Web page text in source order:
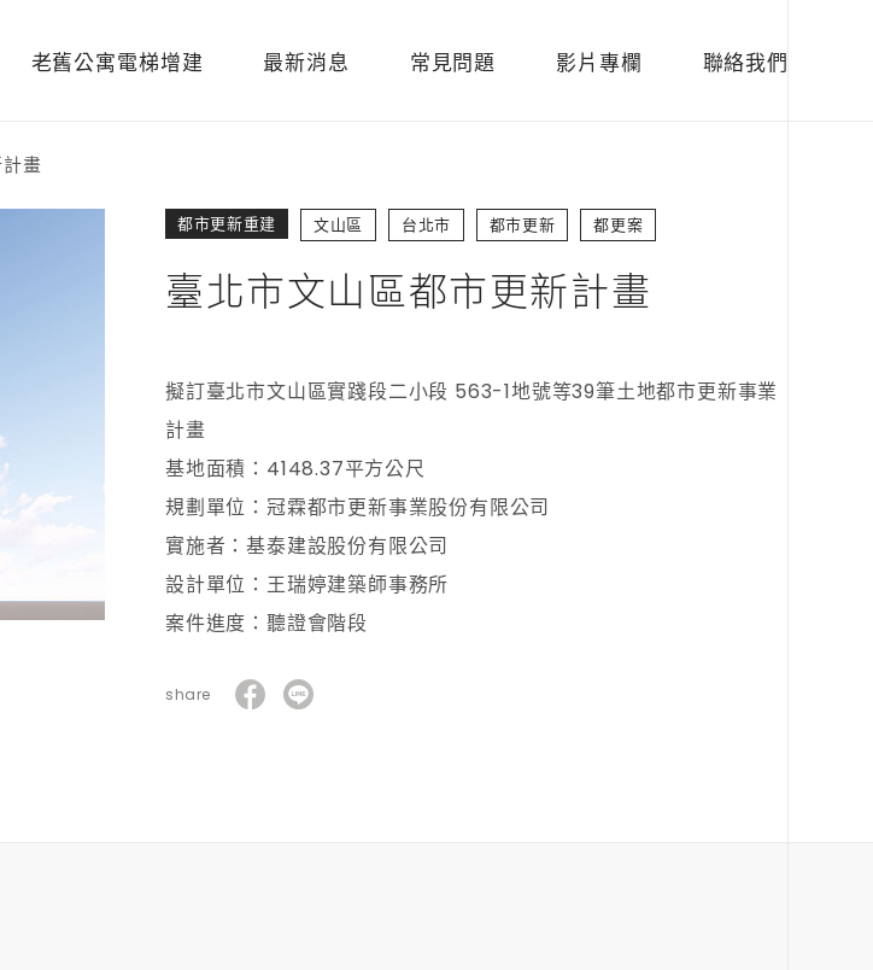
老舊公寓電梯增建 最新消息 常見問題 影片專欄 聯絡我們
畫
都市更新重建 文山區 台北市 都市更新 都更案
臺北市文山區都市更新計畫
擬訂臺北市文山區實踐段二小段 563-1地號等39筆土地都市更新事業
計畫
基地面積：4148.37平方公尺
規劃單位：冠霖都市更新事業股份有限公司
實施者：基泰建設股份有限公司
設計單位：王瑞婷建築師事務所
案件進度：聽證會階段
share